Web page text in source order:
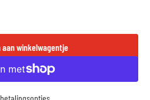
Boxing Platinum - Leren
voor King Pro Boxing Platinum -
aan winkelwagentje